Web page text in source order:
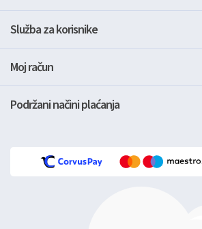
Služba za korisnike
Moj račun
Podržani načini plaćanja